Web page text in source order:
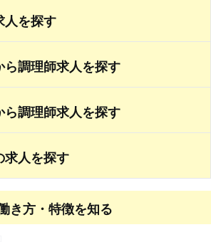
人を探す
調理師求人を探す
調理師求人を探す
求人を探す
き方・特徴を知る